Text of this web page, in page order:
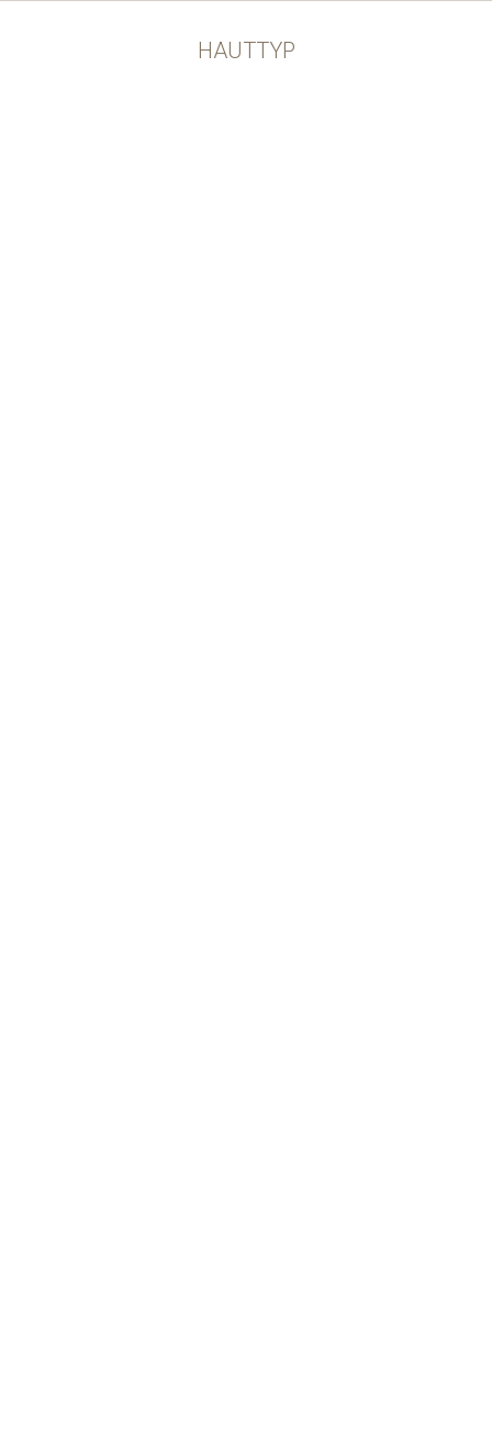
HAUTTYP